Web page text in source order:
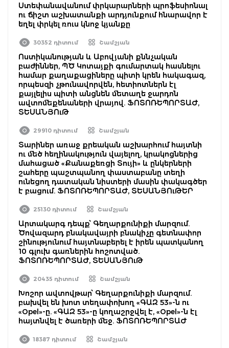
Ստեփանավանում փրկարարների պրոֆեսիոնալ
ու ճիշտ աշխատանքի արդյունքում հնարավոր է
եղել փրկել ռուս կնոջ կյանքը
30352 դիտում Շամշյան
Ոստիկանության և Աբովյանի քննչական
բաժիններ, ՊԾ Կոտայքի գումարտակ հասնելու
համար քաղաքացիները պիտի կրեն հակագազ,
որպեսզի չթունավորվեն, հետիոտներն էլ
քայլելիս պիտի անցնեն մետաղե ջարդոն
ավտոմեքենաների վրայով. ՖՈՏՈՌԵՊՈՐՏԱԺ,
ՏԵՍԱՆՅՈւԹ
29910 դիտում Շամշյան
Տարիներ առաջ քրեական աշխարհում հայտնի
ու մեծ հեղինակություն վայելող, կրակոցներից
մահացած «Քանաքեռցի Տույի» և ընկերների
շահերը պաշտպանող փաստաբանը տեղի
ունեցող դատական նիստերի մասին փակագծեր
է բացում. ՖՈՏՈՌԵՊՈՐՏԱԺ, ՏԵՍԱՆՅՈւԹԵՐ
25130 դիտում Շամշյան
Արտակարգ դեպք՝ Գեղարքունիքի մարզում.
Ծովազարդ բնակավայրի բնակիչը գետնափոր
շինությունում հայտնաբերել է իրեն պատկանող
10 գլուխ գառներին հոշոտված.
ՖՈՏՈՌԵՊՈՐՏԱԺ, ՏԵՍԱՆՅՈւԹ
20435 դիտում Շամշյան
Խոշոր ավտովթար՝ Գեղարքունիքի մարզում.
բախվել են խոտ տեղափոխող «ԳԱԶ 53»-ն ու
«Opel»-ը. «ԳԱԶ 53»-ը կողաշրջվել է, «Opel»-ն էլ
հայտնվել է ծառերի մեջ. ՖՈՏՈՌԵՊՈՐՏԱԺ
18387 դիտում Շամշյան